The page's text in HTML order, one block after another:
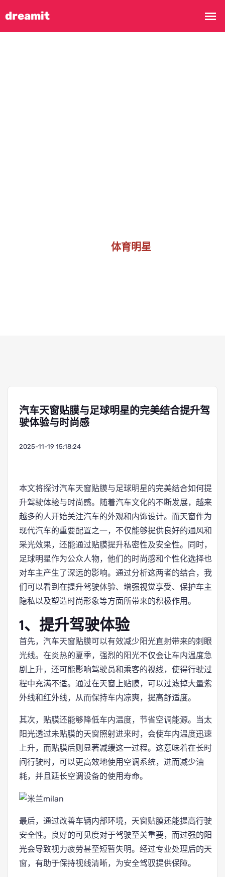
体育明星
汽车天窗贴膜与足球明星的完美结合提升驾
驶体验与时尚感
2025-11-19 15:18:24
本文将探讨汽车天窗贴膜与足球明星的完美结合如何提
升驾驶体验与时尚感。随着汽车文化的不断发展，越来
越多的人开始关注汽车的外观和内饰设计。而天窗作为
现代汽车的重要配置之一，不仅能够提供良好的通风和
采光效果，还能通过贴膜提升私密性及安全性。同时，
足球明星作为公众人物，他们的时尚感和个性化选择也
对车主产生了深远的影响。通过分析这两者的结合，我
们可以看到在提升驾驶体验、增强视觉享受、保护车主
隐私以及塑造时尚形象等方面所带来的积极作用。
1、提升驾驶体验
首先，汽车天窗贴膜可以有效减少阳光直射带来的刺眼
光线。在炎热的夏季，强烈的阳光不仅会让车内温度急
剧上升，还可能影响驾驶员和乘客的视线，使得行驶过
程中充满不适。通过在天窗上贴膜，可以过滤掉大量紫
外线和红外线，从而保持车内凉爽，提高舒适度。
其次，贴膜还能够降低车内温度，节省空调能源。当太
阳光透过未贴膜的天窗照射进来时，会使车内温度迅速
上升，而贴膜后则显著减缓这一过程。这意味着在长时
间行驶时，可以更高效地使用空调系统，进而减少油
耗，并且延长空调设备的使用寿命。
最后，通过改善车辆内部环境，天窗贴膜还能提高行驶
安全性。良好的可见度对于驾驶至关重要，而过强的阳
光会导致视力疲劳甚至短暂失明。经过专业处理后的天
窗，有助于保持视线清晰，为安全驾驭提供保障。